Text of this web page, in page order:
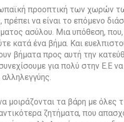
προοπτική των χωρών
να είναι το επόμενο
ασύλου. Μια υπόθεση,
κατά ένα βήμα. Και
βήματα προς αυτή την
για πολύ στην Ε.Ε
τα βάρη με όλες
ζητήματα, που